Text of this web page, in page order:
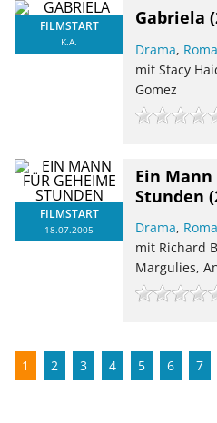
FILMSTART
K.A.
Gabriela
Drama,
mit Stacy
Gomez
FILMSTART
18.07.2005
Ein
Stunden
Drama,
mit Richard
Margulies,
1 2 3 4 5 6 7